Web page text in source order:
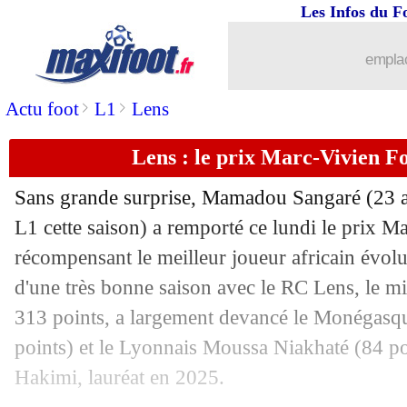
Actu foot> L1 > Lens
Les Infos du
Lens : le prix Marc-Vivien
Sans grande surprise, Mamadou Sangaré (23
L1 cette saison) a remporté ce lundi le prix
récompensant le meilleur joueur africain
d'une très bonne saison avec le RC Lens, le
313 points, a largement devancé le
points) et le Lyonnais Moussa Niakhaté (84
Hakimi, lauréat en 2025.
: le talon d'Achille de Fonseca
11/05 Argentine: pas de Mondial pour
11/05 Bosnie : la liste avec Dzeko et deux
: Cubarsi voit très grand
11/05 Monaco : pas de C1, mérité pour
11/05 Rennes : Haise, un "pompier" record
11/05 Rennes: les regrets de Mandanda sur
11/05 Espanyol : Monchi nommé directeur